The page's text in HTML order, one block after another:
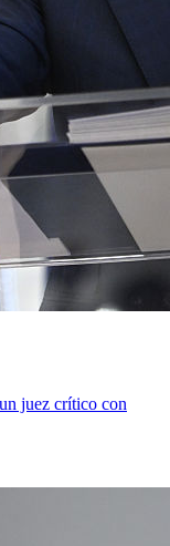
juez crítico con